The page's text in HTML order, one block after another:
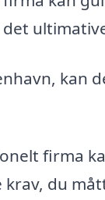
kan
firma
du